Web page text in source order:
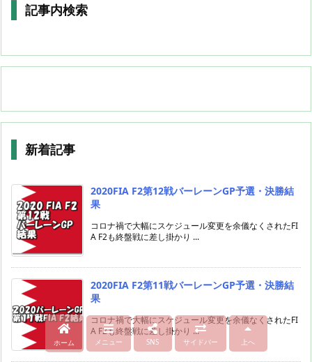
記事内検索
新着記事
2020FIA F2第12戦バーレーンGP予選・決勝結
果
コロナ禍で大幅にスケジュール変更を余儀なくされたFI
A F2も終盤戦に差し掛かり ...
2020FIA F2第11戦バーレーンGP予選・決勝結
果
コロナ禍で大幅にスケジュール変更を余儀なくされたFI
A F2も終盤戦に差し掛かり ...
ホーム メニュー SNS サイドバー 上へ